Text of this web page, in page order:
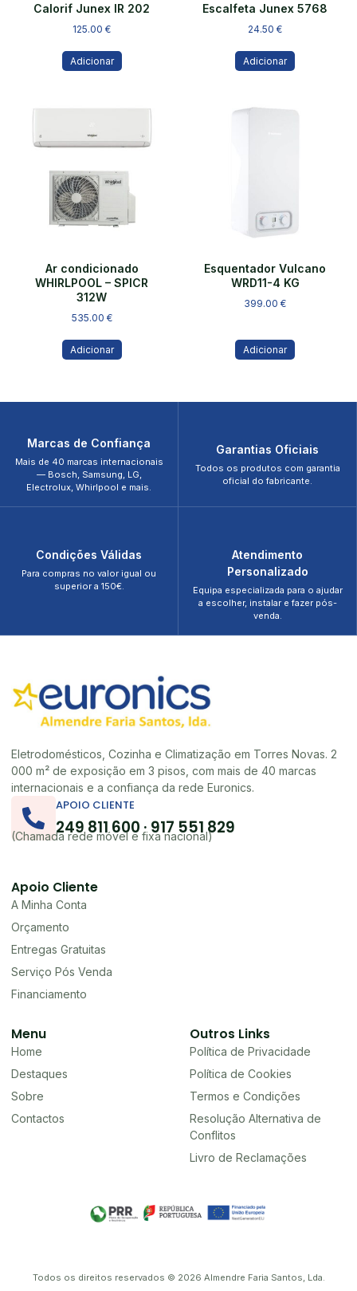
Calorif Junex IR 202
125.00€
Adicionar
Escalfeta Junex 5768
24.50€
Adicionar
Ar condicionado
WHIRLPOOL – SPICR
312W
535.00 €
Adicionar
Esquentador Vulcano
WRD11-4 KG
399.00€
Adicionar
Marcas de Confiança
Mais de 40 marcas internacionais
— Bosch, Samsung, LG,
Electrolux, Whirlpool e mais.
Garantias Oficiais
Todos os produtos com garantia
oficial do fabricante.
Condições Válidas
Para compras no valor igual ou
superior a 150€.
Atendimento
Personalizado
Equipa especializada para o ajudar
a escolher, instalar e fazer pós-
venda.
Eletrodomésticos, Cozinha e Climatização em Torres Novas. 2
000 m² de exposição em 3 pisos, com mais de 40 marcas
internacionais e a confiança da rede Euronics.
APOIO CLIENTE
249 811 600 · 917 551 829
(Chamada rede móvel e fixa nacional)
Apoio Cliente
A Minha Conta
Orçamento
Entregas Gratuitas
Serviço Pós Venda
Financiamento
Menu
Home
Destaques
Sobre
Contactos
Outros Links
Política de Privacidade
Política de Cookies
Termos e Condições
Resolução Alternativa de
Conflitos
Livro de Reclamações
Todos os direitos reservados © 2026 Almendre Faria Santos, Lda.